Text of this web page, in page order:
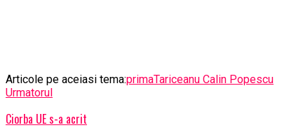
Articole pe aceiasi tema:primaTariceanu Calin Popescu
Urmatorul
Ciorba UE s-a acrit